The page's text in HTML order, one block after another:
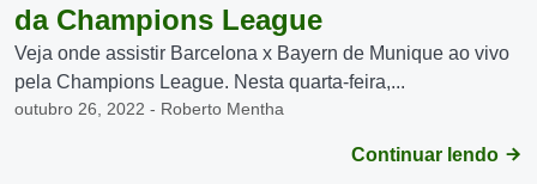
da Champions League
Veja onde assistir Barcelona x Bayern de Munique ao vivo
pela Champions League. Nesta quarta-feira,...
outubro 26, 2022 - Roberto Mentha
Continuar lendo